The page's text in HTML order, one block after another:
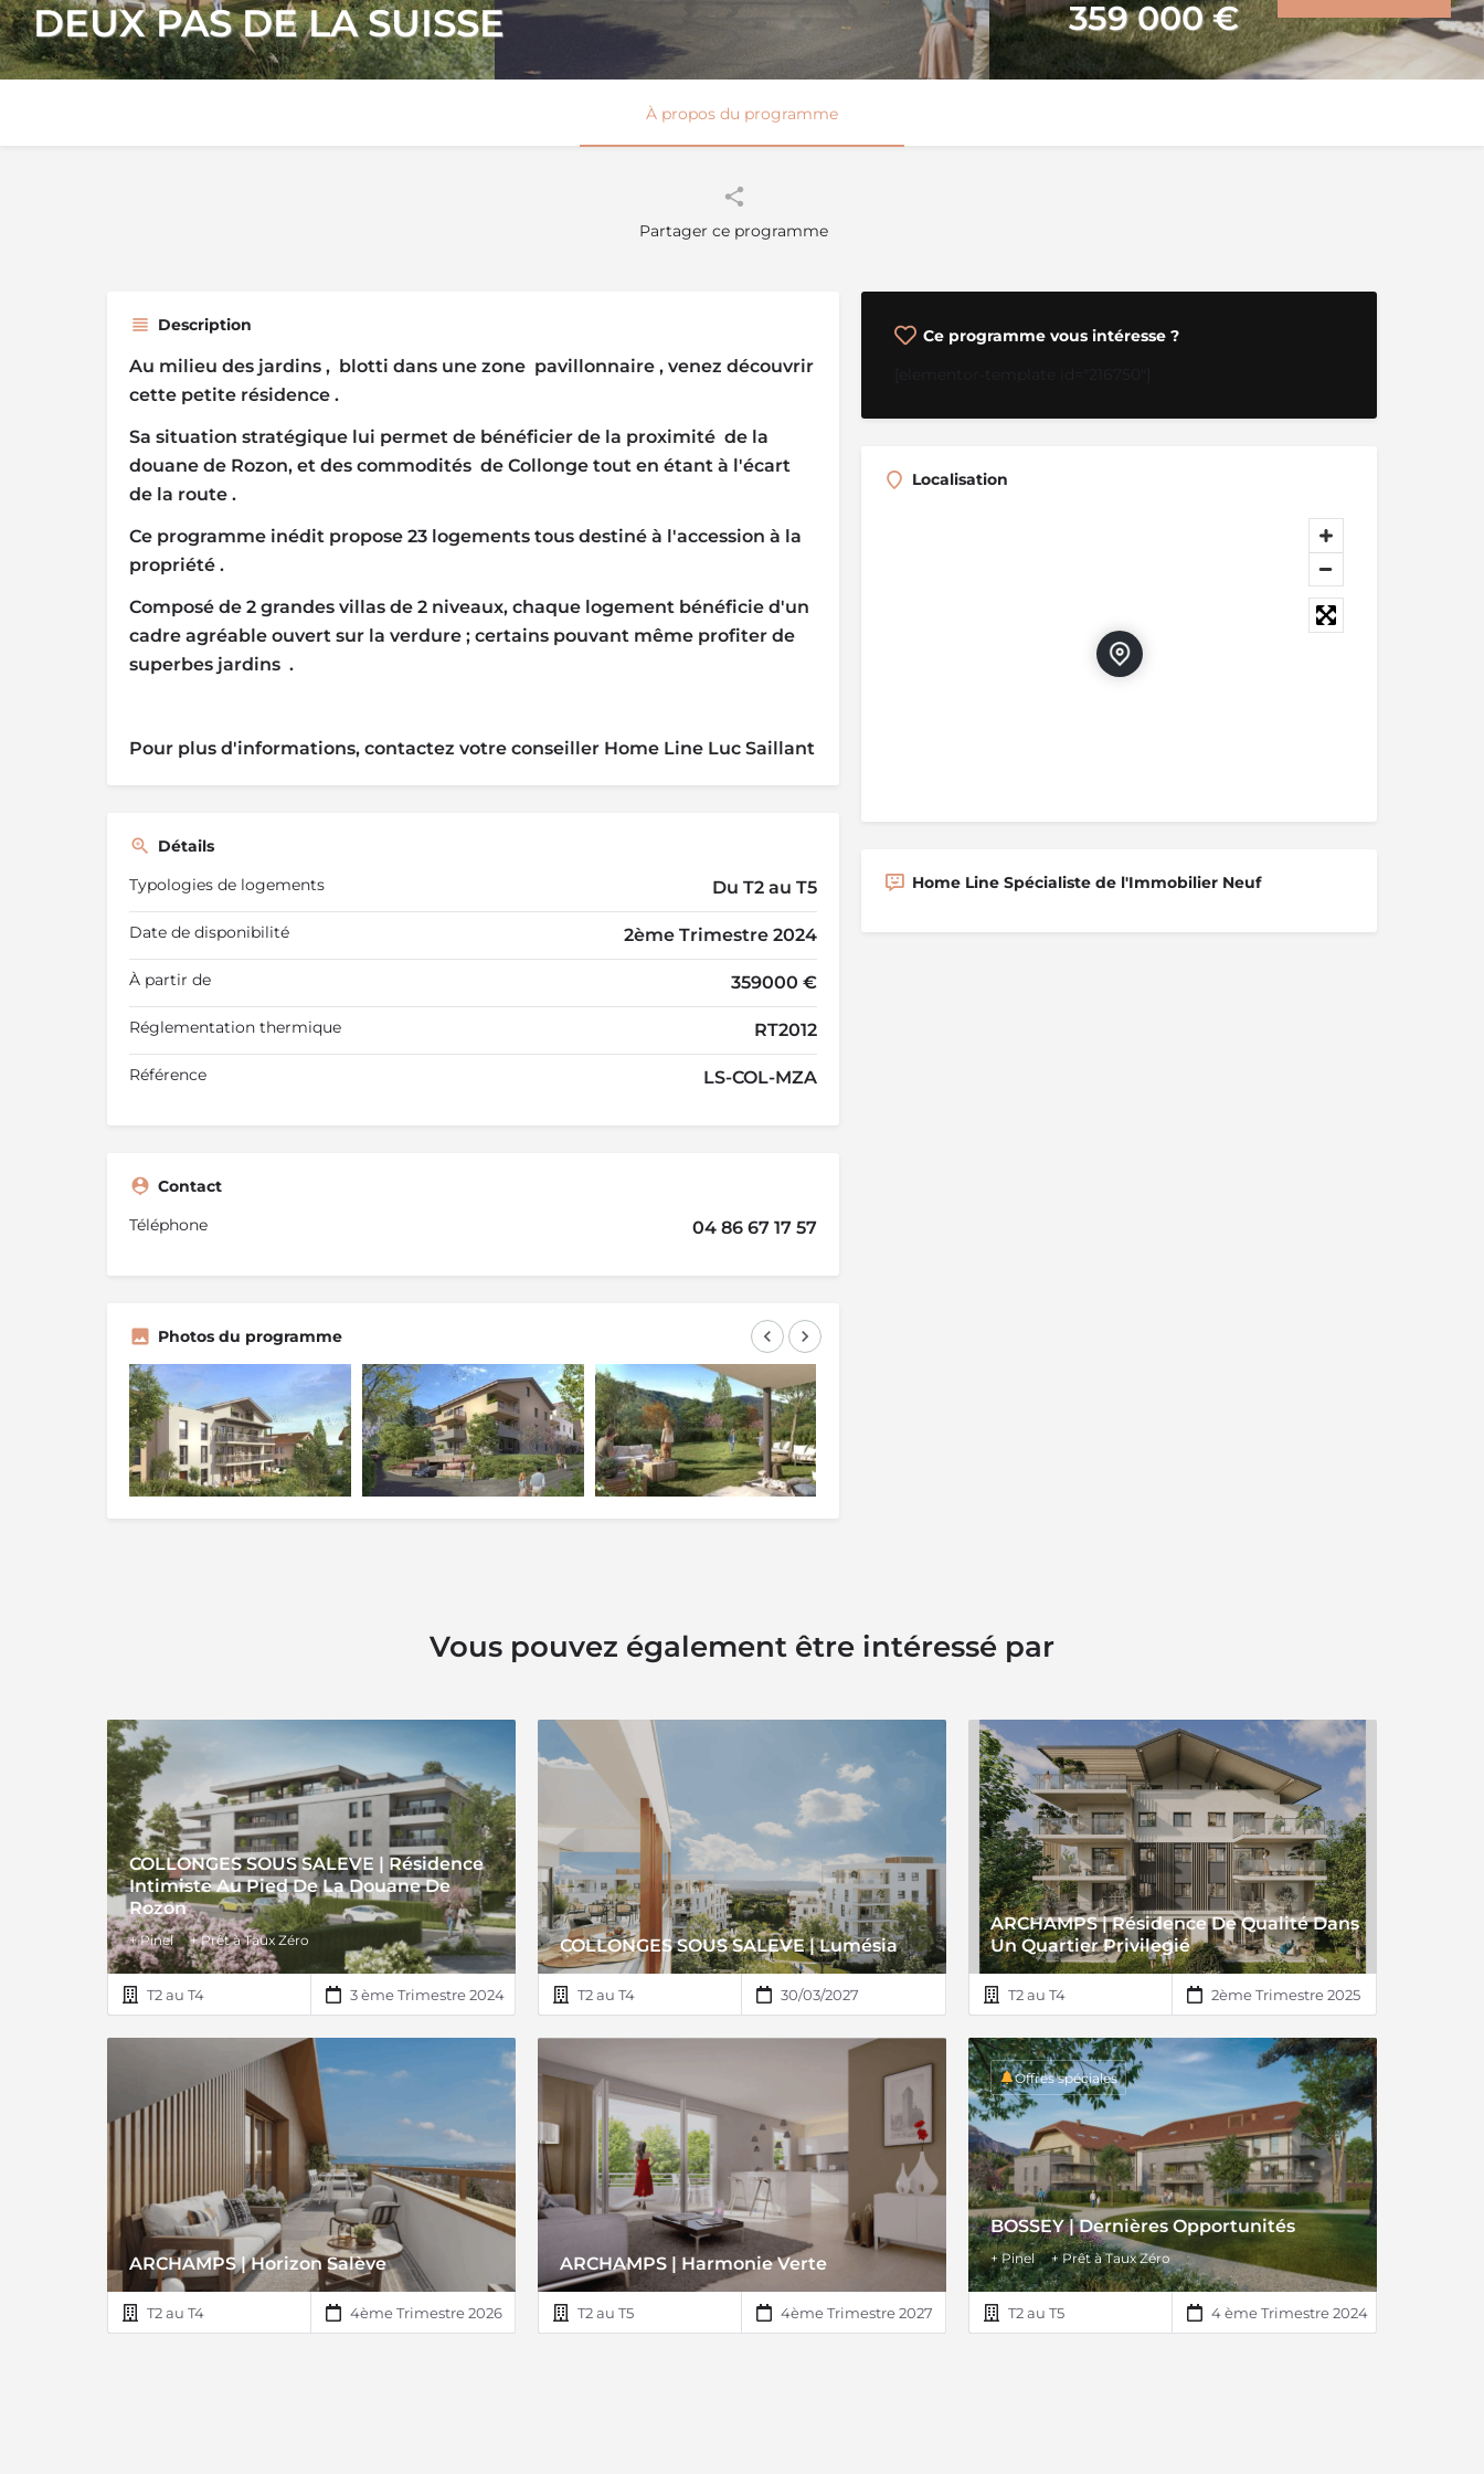
DEUX PAS DE LA SUISSE
359 000€
À propos du programme
Partager ce programme
Description
Au milieu des jardins , blotti dans une zone pavillonnaire , venez découvrir
cette petite résidence .
Sa situation stratégique lui permet de bénéficier de la proximité de la
douane de Rozon, et des commodités de Collonge tout en étant à l'écart
de la route .
Ce programme inédit propose 23 logements tous destiné à l'accession à la
propriété .
Composé de 2 grandes villas de 2 niveaux, chaque logement bénéficie d'un
cadre agréable ouvert sur la verdure ; certains pouvant même profiter de
superbes jardins .
Pour plus d'informations, contactez votre conseiller Home Line Luc Saillant
Détails
Typologies de logements
Du T2 au T5
Date de disponibilité 2ème Trimestre 2024
À partir de 359000 €
Réglementation thermique RT2012
Référence LS-COL-MZA
Contact
Téléphone
04 86 67 17 57
Photos du programme
Ce programme vous intéresse ?
Localisation
Home Line Spécialiste de l'Immobilier Neuf
Vous pouvez également être intéressé par
COLLONGES SOUS SALEVE | Résidence
Intimiste Au Pied De La Douane De
Rozon
+ Pinel + Prêt à Taux Zéro
T2 au T4 3 ème Trimestre 2024
COLLONGES SOUS SALEVE | Lumésia
T2 au T4 30/03/2027
ARCHAMPS | Résidence De Qualité Dans
Un Quartier Privilegié
T2 au T4 2ème Trimestre 2025
ARCHAMPS | Horizon Salève
T2 au T4 4ème Trimestre 2026
ARCHAMPS | Harmonie Verte
T2 au T5 4ème Trimestre 2027
BOSSEY | Dernières Opportunités
+ Pinel + Prêt à Taux Zéro
Offres spéciales
T2 au T5 4 ème Trimestre 2024